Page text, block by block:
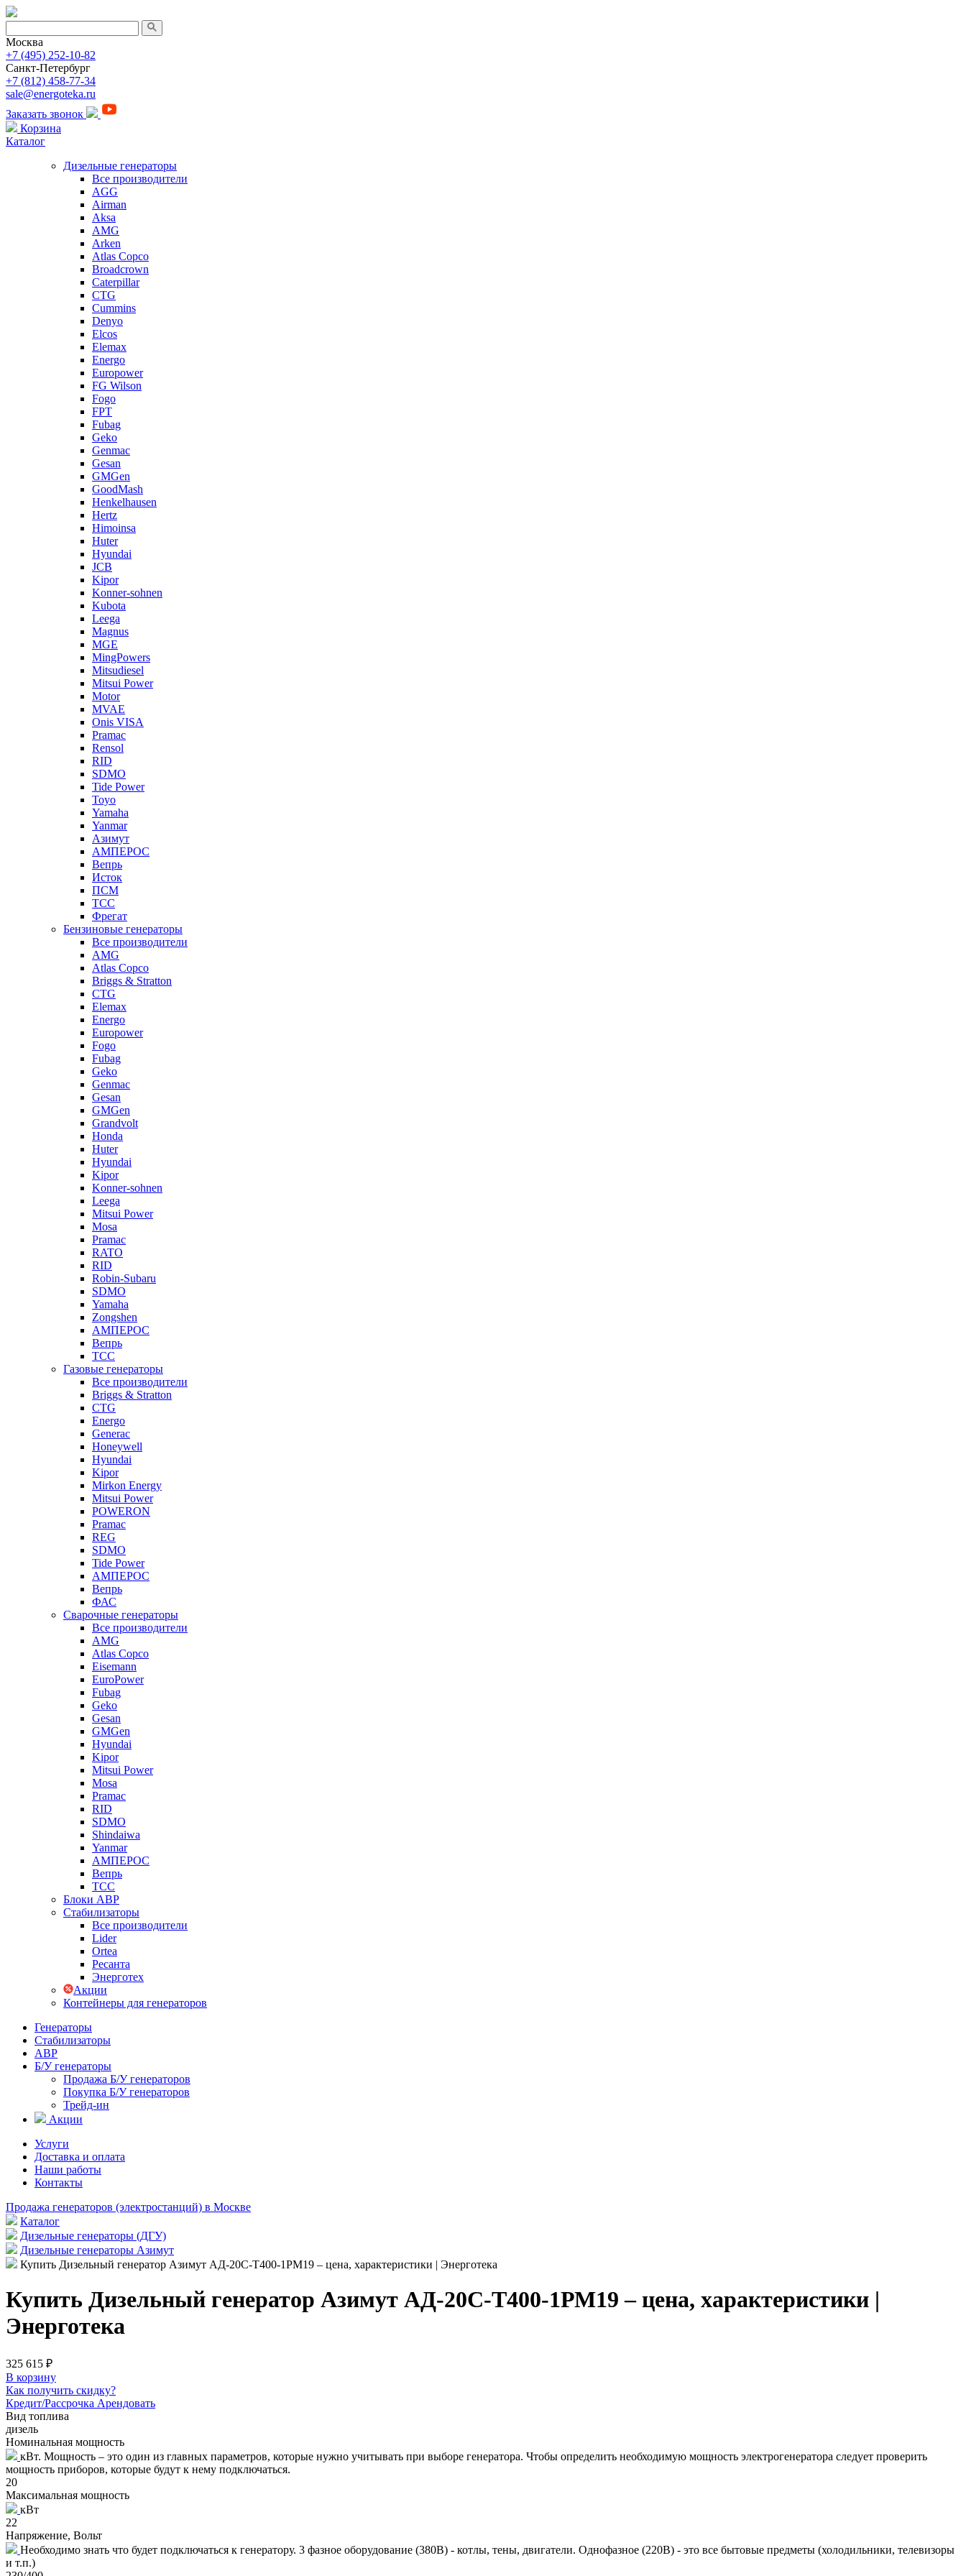
Москва
+7 (495) 252-10-82
Санкт-Петербург
+7 (812) 458-77-34
sale@energoteka.ru
Заказать звонок
Корзина
Каталог
Дизельные генераторы
Все производители
AGG
Airman
Aksa
AMG
Arken
Atlas Copco
Broadcrown
Caterpillar
CTG
Cummins
Denyo
Elcos
Elemax
Energo
Europower
FG Wilson
Fogo
FPT
Fubag
Geko
Genmac
Gesan
GMGen
GoodMash
Henkelhausen
Hertz
Himoinsa
Huter
Hyundai
JCB
Kipor
Konner-sohnen
Kubota
Leega
Magnus
MGE
MingPowers
Mitsudiesel
Mitsui Power
Motor
MVAE
Onis VISA
Pramac
Rensol
RID
SDMO
Tide Power
Toyo
Yamaha
Yanmar
Азимут
АМПЕРОС
Вепрь
Исток
ПСМ
ТСС
Фрегат
Бензиновые генераторы
Все производители
AMG
Atlas Copco
Briggs & Stratton
CTG
Elemax
Energo
Europower
Fogo
Fubag
Geko
Genmac
Gesan
GMGen
Grandvolt
Honda
Huter
Hyundai
Kipor
Konner-sohnen
Leega
Mitsui Power
Mosa
Pramac
RATO
RID
Robin-Subaru
SDMO
Yamaha
Zongshen
АМПЕРОС
Вепрь
ТСС
Газовые генераторы
Все производители
Briggs & Stratton
CTG
Energo
Generac
Honeywell
Hyundai
Kipor
Mirkon Energy
Mitsui Power
POWERON
Pramac
REG
SDMO
Tide Power
АМПЕРОС
Вепрь
ФАС
Сварочные генераторы
Все производители
AMG
Atlas Copco
Eisemann
EuroPower
Fubag
Geko
Gesan
GMGen
Hyundai
Kipor
Mitsui Power
Mosa
Pramac
RID
SDMO
Shindaiwa
Yanmar
АМПЕРОС
Вепрь
ТСС
Блоки АВР
Стабилизаторы
Все производители
Lider
Ortea
Ресанта
Энерготех
Акции
Контейнеры для генераторов
Генераторы
Стабилизаторы
АВР
Б/У генераторы
Продажа Б/У генераторов
Покупка Б/У генераторов
Трейд-ин
Акции
Услуги
Доставка и оплата
Наши работы
Контакты
Продажа генераторов (электростанций) в Москве
Каталог
Дизельные генераторы (ДГУ)
Дизельные генераторы Азимут
Купить Дизельный генератор Азимут АД-20С-Т400-1РМ19 – цена, характеристики | Энерготека
Купить Дизельный генератор Азимут АД-20С-Т400-1РМ19 – цена, характеристики |
Энерготека
325 615 ₽
В корзину
Как получить скидку?
Кредит/Рассрочка Арендовать
Вид топлива
дизель
Номинальная мощность
кВт. Мощность – это один из главных параметров, которые нужно учитывать при выборе генератора. Чтобы определить необходимую мощность электрогенератора следует проверить
мощность приборов, которые будут к нему подключаться.
20
Максимальная мощность
кВт
22
Напряжение, Вольт
Необходимо знать что будет подключаться к генератору. 3 фазное оборудование (380В) - котлы, тены, двигатели. Однофазное (220В) - это все бытовые предметы (холодильники, телевизоры
и т.п.)